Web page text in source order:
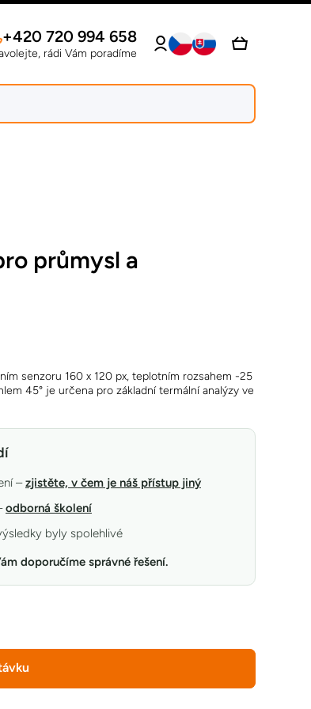
+420 720 994 658
rádi Vám poradíme
Přihlaste
se
Vozík
průmysl a
senzoru 160 x 120 px, teplotním rozsahem -25
45° je určena pro základní termální analýzy ve
–zjistěte, v čem je náš přístup jiný
odborná školení
byly spolehlivé
doporučíme správné řešení.